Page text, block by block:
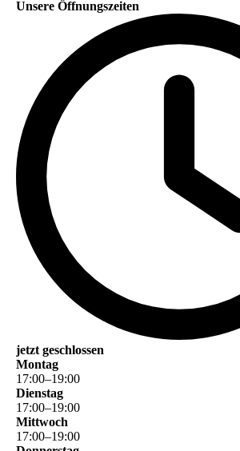
Unsere Öffnungszeiten
jetzt geschlossen
Montag
17:00–19:00
Dienstag
17:00–19:00
Mittwoch
17:00–19:00